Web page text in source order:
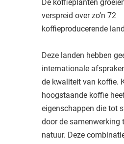
De koffieplanten
verspreid over zo’n 72
koffieproducerende
Deze landen hebben
internationale
de kwaliteit van koffie.
hoogstaande koffie
eigenschappen die tot
door de samenwerking
natuur. Deze